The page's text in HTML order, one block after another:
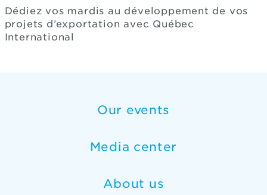
Dédiez vos mardis au développement de vos
projets d’exportation avec Québec
International
Our events
Media center
About us